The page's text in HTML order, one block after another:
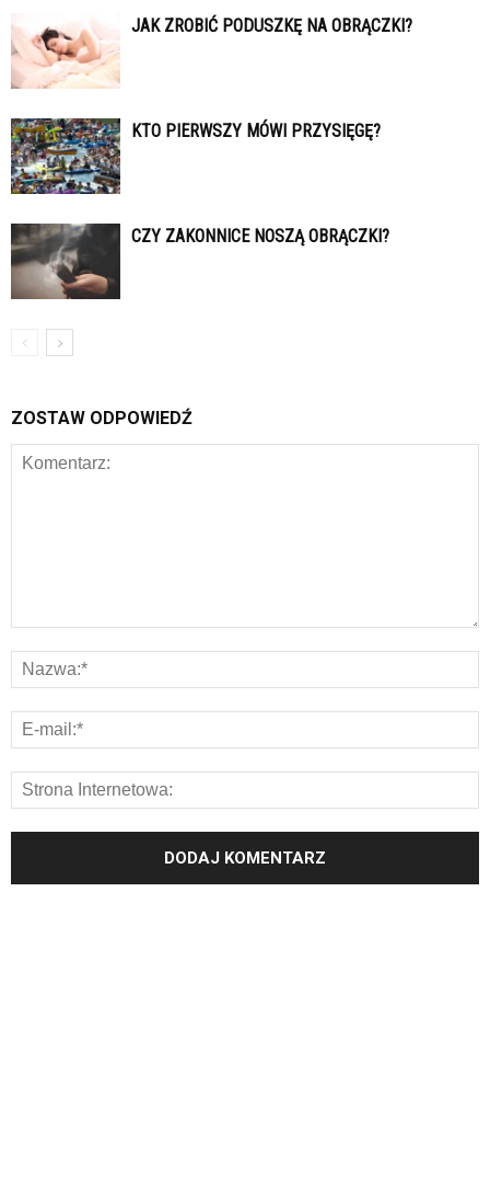
JAK ZROBIĆ PODUSZKĘ NA OBRĄCZKI?
KTO PIERWSZY MÓWI PRZYSIĘGĘ?
CZY ZAKONNICE NOSZĄ OBRĄCZKI?
ZOSTAW ODPOWIEDŹ